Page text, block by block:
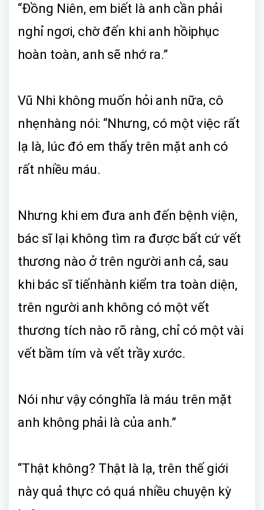
“Đồng Niên, em biết là anh cần phải
nghỉ ngơi, chờ đến khi anh hồiphục
hoàn toàn, anh sẽ nhớ ra.”
Vũ Nhi không muốn hỏi anh nữa, cô
nhẹnhàng nói: “Nhưng, có một việc rất
lạ là, lúc đó em thấy trên mặt anh có
rất nhiều máu.
Nhưng khi em đưa anh đến bệnh viện,
bác sĩ lại không tìm ra được bất cứ vết
thương nào ở trên người anh cả, sau
khi bác sĩ tiếnhành kiểm tra toàn diện,
trên người anh không có một vết
thương tích nào rõ ràng, chỉ có một vài
vết bầm tím và vết trầy xước.
Nói như vậy cónghĩa là máu trên mặt
anh không phải là của anh.”
“Thật không? Thật là lạ, trên thế giới
này quả thực có quá nhiều chuyện kỳ